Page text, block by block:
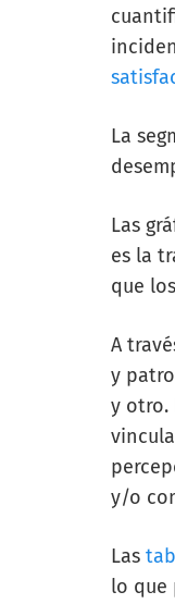
La
Las
es la
que
A
y
y otro.
y/o
Las
lo que